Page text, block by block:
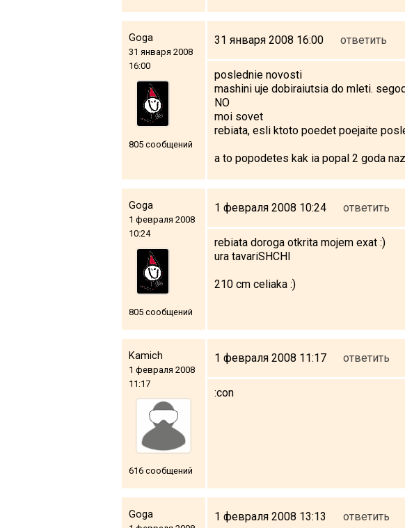
Goga
31 января 2008
16:00
805 сообщений
31 января 2008 16:00 ответить
poslednie novosti
mashini uje dobiraiutsia do mleti.
NO
moi sovet
rebiata, esli ktoto poedet poejaite
a to popodetes kak ia popal 2 goda
Goga
1 февраля 2008
10:24
805 сообщений
1 февраля 2008 10:24 ответить
rebiata doroga otkrita mojem exat :)
ura tavariSHCHI
210 cm celiaka :)
Kamich
1 февраля 2008
11:17
616 сообщений
1 февраля 2008 11:17 ответить
:con
Goga 1 февраля 2008 13:13 ответить